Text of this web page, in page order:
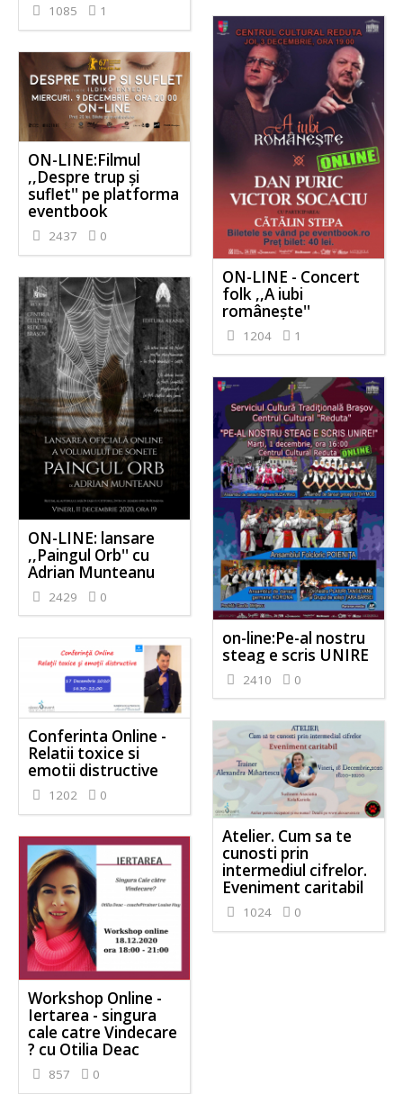
1085 1
ON-LINE - Concert
folk ,,A iubi
românește''
1204 1
ON-LINE:Filmul
,,Despre trup și
suflet'' pe platforma
eventbook
2437 0
ON-LINE: lansare
,,Paingul Orb'' cu
Adrian Munteanu
2429 0
on-line:Pe-al nostru
steag e scris UNIRE
2410 0
Conferinta Online -
Relatii toxice si
emotii distructive
1202 0
Atelier. Cum sa te
cunosti prin
intermediul cifrelor.
Eveniment caritabil
1024 0
Workshop Online -
Iertarea - singura
cale catre Vindecare
? cu Otilia Deac
857 0